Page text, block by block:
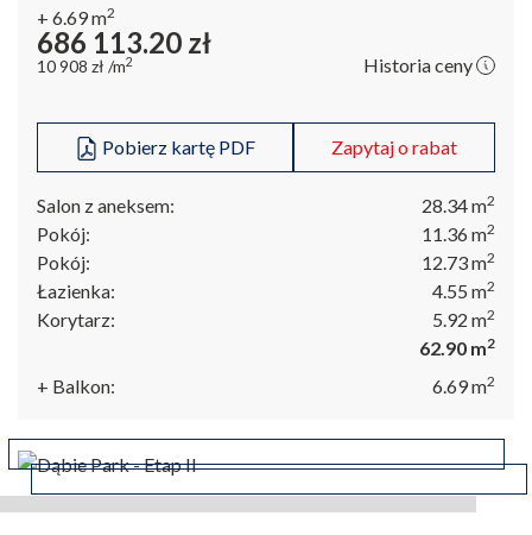
+ 6.69m2
686 113.20 zł
10 908 zł /m2 Historia ceny
Pobierz kartę PDF Zapytaj o rabat
Salon z aneksem: 28.34m2
Pokój: 11.36m2
Pokój: 12.73m2
Łazienka: 4.55 m2
Korytarz: 5.92 m2
62.90 m2
+ Balkon: 6.69m2